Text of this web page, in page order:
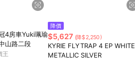
4房車Yuki珮瑜
山路二段
王
降價
$5,627 (降$2,250)
KYRIE FLYTRAP 4 EP WHITE
METALLIC SILVER